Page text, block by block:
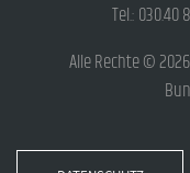
Tel.: 030.40
Alle Rechte ©